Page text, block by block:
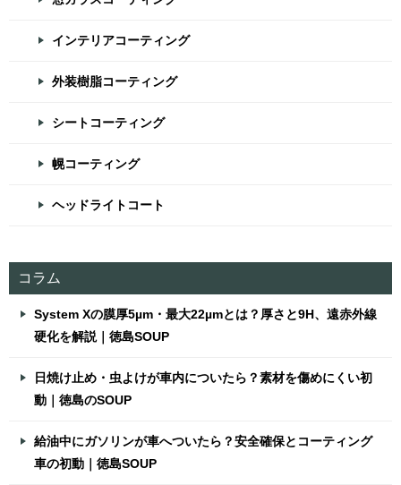
インテリアコーティング
外装樹脂コーティング
シートコーティング
幌コーティング
ヘッドライトコート
コラム
System Xの膜厚5µm・最大22µmとは？厚さと9H、遠赤外線
硬化を解説｜徳島SOUP
日焼け止め・虫よけが車内についたら？素材を傷めにくい初
動｜徳島のSOUP
給油中にガソリンが車へついたら？安全確保とコーティング
車の初動｜徳島SOUP